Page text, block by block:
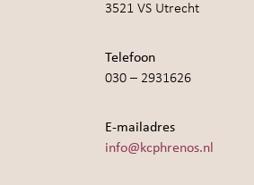
3521 VS Utrecht
Telefoon
030 – 2931626
E-mailadres
info@kcphrenos.nl